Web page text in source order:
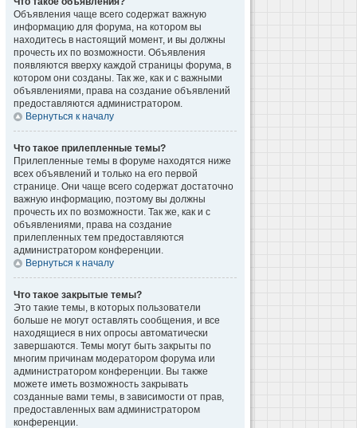
Объявления чаще всего содержат важную
информацию для форума, на котором вы
находитесь в настоящий момент, и вы должны
прочесть их по возможности. Объявления
появляются вверху каждой страницы форума, в
котором они созданы. Так же, как и с важными
объявлениями, права на создание объявлений
предоставляются администратором.
Вернуться к началу
Что такое прилепленные темы?
Прилепленные темы в форуме находятся ниже
всех объявлений и только на его первой
странице. Они чаще всего содержат достаточно
важную информацию, поэтому вы должны
прочесть их по возможности. Так же, как и с
объявлениями, права на создание
прилепленных тем предоставляются
администратором конференции.
Вернуться к началу
Что такое закрытые темы?
Это такие темы, в которых пользователи
больше не могут оставлять сообщения, и все
находящиеся в них опросы автоматически
завершаются. Темы могут быть закрыты по
многим причинам модератором форума или
администратором конференции. Вы также
можете иметь возможность закрывать
созданные вами темы, в зависимости от прав,
предоставленных вам администратором
конференции.